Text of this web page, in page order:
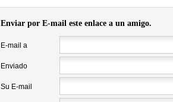
Enviar por E-mail este enlace a un amigo.
E-mail a
Enviado
Su E-mail